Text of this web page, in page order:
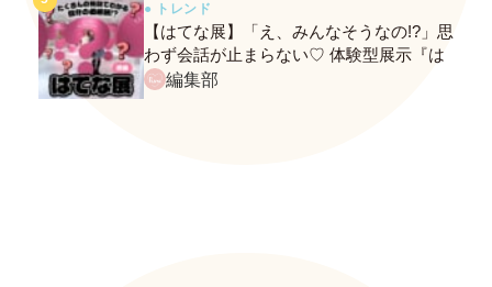
● トレンド
【はてな展】「え、みんなそうなの!?」思
わず会話が止まらない♡ 体験型展示『は
てな展』に行ってきたレポ
編集部